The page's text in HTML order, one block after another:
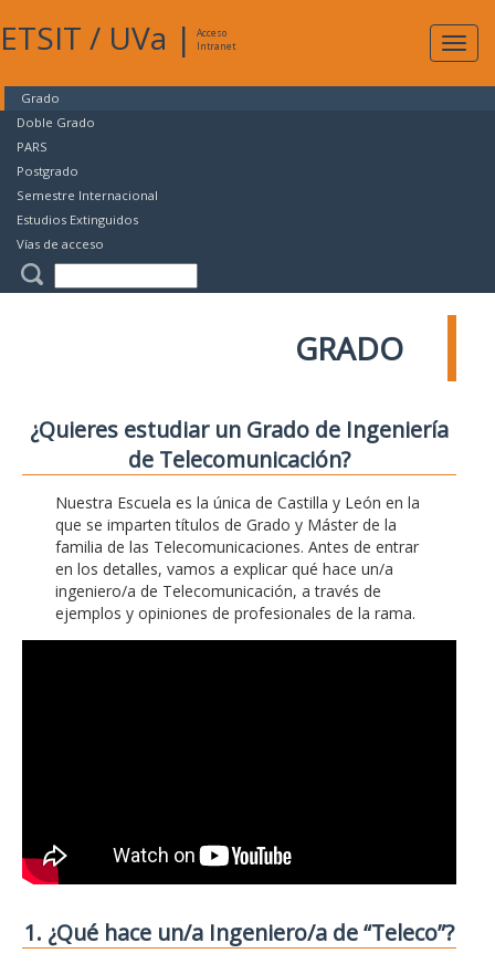
ETSIT / UVa |
Acceso
Intranet
Grado
Doble Grado
PARS
Postgrado
Semestre Internacional
Estudios Extinguidos
Vías de acceso
GRADO
¿Quieres estudiar un Grado de Ingeniería
de Telecomunicación?
Nuestra Escuela es la única de Castilla y León en la
que se imparten títulos de Grado y Máster de la
familia de las Telecomunicaciones. Antes de entrar
en los detalles, vamos a explicar qué hace un/a
ingeniero/a de Telecomunicación, a través de
ejemplos y opiniones de profesionales de la rama.
1. ¿Qué hace un/a Ingeniero/a de “Teleco”?